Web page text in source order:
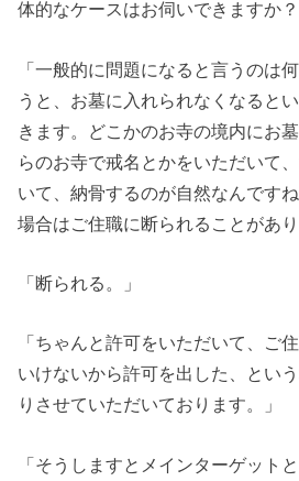
体的なケースはお伺いできますか？
「一般的に問題になると言うのは
うと、お墓に入れられなくなると
きます。どこかのお寺の境内にお
らのお寺で戒名とかをいただいて
いて、納骨するのが自然なんです
場合はご住職に断られることがあり
「断られる。」
「ちゃんと許可をいただいて、ご
いけないから許可を出した、とい
りさせていただいております。」
「そうしますとメインターゲット